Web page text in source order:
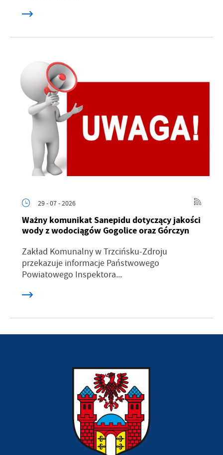
29 - 07 - 2026
Ważny komunikat Sanepidu dotyczący jakości
wody z wodociągów Gogolice oraz Górczyn
Zakład Komunalny w Trzcińsku-Zdroju
przekazuje informacje Państwowego
Powiatowego Inspektora...